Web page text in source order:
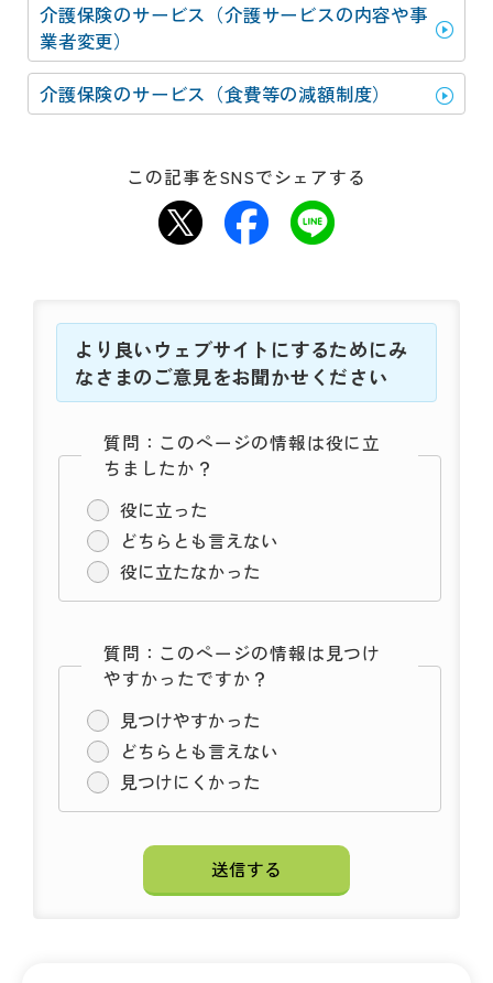
介護保険のサービス（介護サービスの内容や事
業者変更）
介護保険のサービス（食費等の減額制度）
この記事をSNSでシェアする
より良いウェブサイトにするためにみ
なさまのご意見をお聞かせください
質問：このページの情報は役に立
ちましたか？
役に立った
どちらとも言えない
役に立たなかった
質問：このページの情報は見つけ
やすかったですか？
見つけやすかった
どちらとも言えない
見つけにくかった